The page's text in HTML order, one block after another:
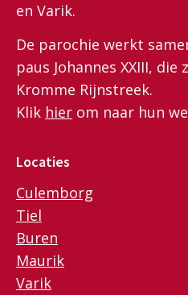
en Varik.
De parochie werkt
paus Johannes XXIII,
Kromme Rijnstreek.
Klik hier om naar hun
Locaties
Culemborg
Tiel
Buren
Maurik
Varik